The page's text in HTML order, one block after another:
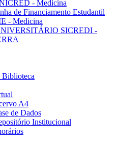
- Medicina
de Financiamento Estudantil
- Medicina
SICREDI -
Biblioteca
A4
de Dados
Institucional